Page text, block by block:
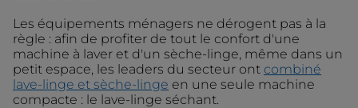
Les équipements ménagers ne dérogent pas à la
règle : afin de profiter de tout le confort d'une
machine à laver et d'un sèche-linge, même dans un
petit espace, les leaders du secteur ont combiné
lave-linge et sèche-linge en une seule machine
compacte : le lave-linge séchant.